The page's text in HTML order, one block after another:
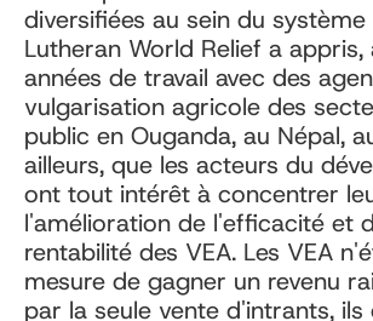
diversifiées au sein du
Lutheran World Relief a appris,
années de travail avec des
vulgarisation agricole des
public en Ouganda, au Népal,
ailleurs, que les acteurs du
ont tout intérêt à concentrer
l'amélioration de l'efficacité et
rentabilité des VEA. Les VEA
mesure de gagner un revenu
par la seule vente d'intrants,